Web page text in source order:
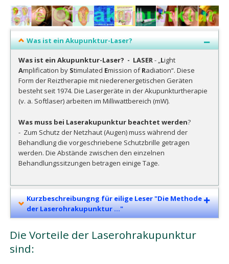
Was ist ein Akupunktur-Laser?
Was ist ein Akupunktur-Laser? - LASER- „Light
Amplification by Stimulated Emission ofRadiation“. Diese
Form der Reiztherapie mit niederenergetischen Geräten
besteht seit 1974. Die Lasergeräte in der Akupunkturtherapie
(v. a. Softlaser) arbeiten im Milliwattbereich (mW).
Was muss bei Laserakupunktur beachtet werden?
- Zum Schutz der Netzhaut (Augen) muss während der
Behandlung die vorgeschriebene Schutzbrille getragen
werden. Die Abstände zwischen den einzelnen
Behandlungssitzungen betragen einige Tage.
Kurzbeschreibungng für eilige Leser "Die Methode
der Laserohrakupunktur ..."
Die Vorteile der Laserohrakupunktur
sind: